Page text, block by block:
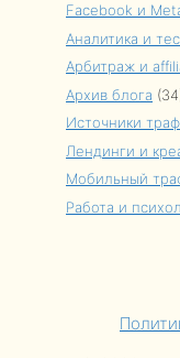
Facebook и
Аналитика и
Арбитраж и
Архив блога
Источники
Лендинги и
Мобильный
Работа и